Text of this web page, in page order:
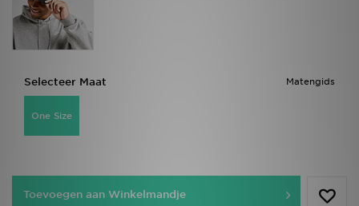
Matengids
Selecteer Maat
One Size
Toevoegen aan Winkelmandje